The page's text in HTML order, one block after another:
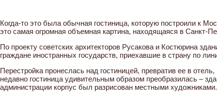
Когда-то это была обычная гостиница, которую построили к
это самая огромная объемная картина, находящаяся в Санкт-
По проекту советских архитекторов Русакова и Костюрина
граждане иностранных государств, приехавшие в страну по
Перестройка пронеслась над гостиницей, превратив ее в
недавно гостиница удивительным образом преобразилась –
администрации корпус был разрисован местными